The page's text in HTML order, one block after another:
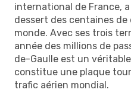
international de France,
dessert des centaines
monde. Avec ses trois
année des millions de
de-Gaulle est un
constitue une plaque
trafic aérien mondial.